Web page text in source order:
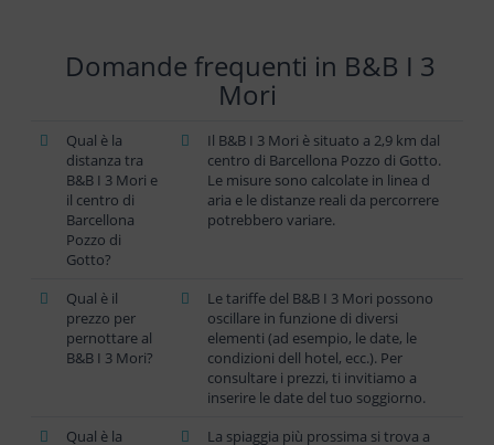
Domande frequenti in B&B I 3
Mori
Qual è la
distanza tra
B&B I 3 Mori e
il centro di
Barcellona
Pozzo di
Gotto?
Il B&B I 3 Mori è situato a 2,9 km dal
centro di Barcellona Pozzo di Gotto.
Le misure sono calcolate in linea d
aria e le distanze reali da percorrere
potrebbero variare.
Qual è il
prezzo per
pernottare al
B&B I 3 Mori?
Le tariffe del B&B I 3 Mori possono
oscillare in funzione di diversi
elementi (ad esempio, le date, le
condizioni dell hotel, ecc.). Per
consultare i prezzi, ti invitiamo a
inserire le date del tuo soggiorno.
Qual è la
La spiaggia più prossima si trova a